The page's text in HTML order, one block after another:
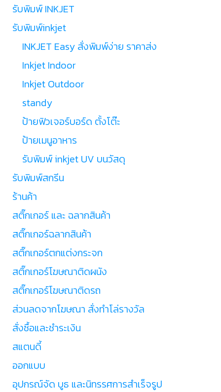
รับพิมพ์ INKJET
รับพิมพ์inkjet
INKJET Easy สั่งพิมพ์ง่าย ราคาส่ง
Inkjet Indoor
Inkjet Outdoor
standy
ป้ายฟิวเจอร์บอร์ด ตั้งโต๊ะ
ป้ายเมนูอาหาร
รับพิมพ์ inkjet UV บนวัสดุ
รับพิมพ์สกรีน
ร้านค้า
สติ๊กเกอร์ และ ฉลากสินค้า
สติ๊กเกอร์ฉลากสินค้า
สติ๊กเกอร์ตกแต่งกระจก
สติ๊กเกอร์โฆษณาติดผนัง
สติ๊กเกอร์โฆษณาติดรถ
ส่วนลดจากโฆษณา สั่งทำโล่รางวัล
สั่งซื้อและชำระเงิน
สแตนดี้
ออกแบบ
อุปกรณ์จัด บูธ และนิทรรศการสำเร็จรูป